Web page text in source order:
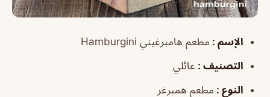
الإسم : مطعم هامبرغيني Hamburgini
التصنيف : عائلي
النوع : مطعم همبرغر